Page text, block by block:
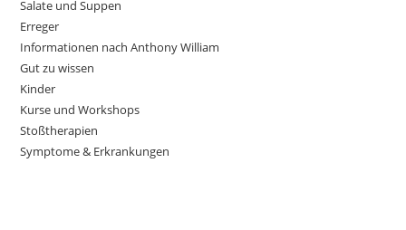
Salate und Suppen
Erreger
Informationen nach Anthony William
Gut zu wissen
Kinder
Kurse und Workshops
Stoßtherapien
Symptome & Erkrankungen